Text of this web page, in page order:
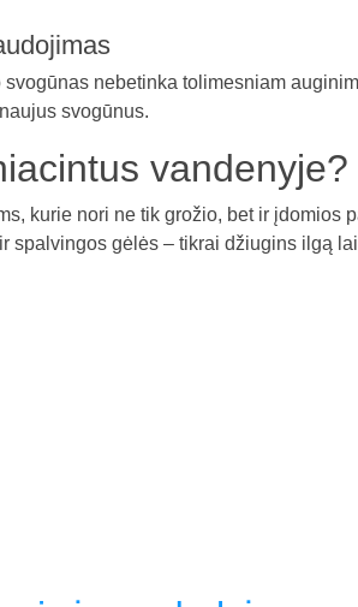
nebetinka tolimesniam
svogūnus.
vandenyje?
kurie nori ne tik grožio, bet ir įdomios
spalvingos gėlės – tikrai džiugins ilgą